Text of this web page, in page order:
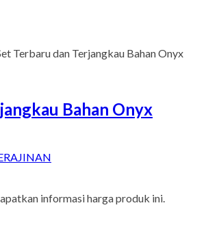
Terbaru dan Terjangkau Bahan Onyx
Bahan Onyx
informasi harga produk ini.